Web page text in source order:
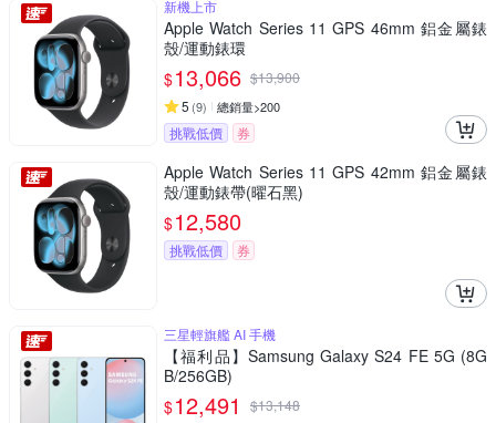
新機上市
Apple Watch Series 11 GPS 46mm 鋁金屬錶
殼/運動錶環
$13,066 $13,900
5 (9) 總銷量>200
挑戰低價 券
Apple Watch Series 11 GPS 42mm 鋁金屬錶
殼/運動錶帶(曜石黑)
$12,580
挑戰低價 券
三星輕旗艦 AI 手機
【福利品】Samsung Galaxy S24 FE 5G (8G
B/256GB)
$12,491 $13,148